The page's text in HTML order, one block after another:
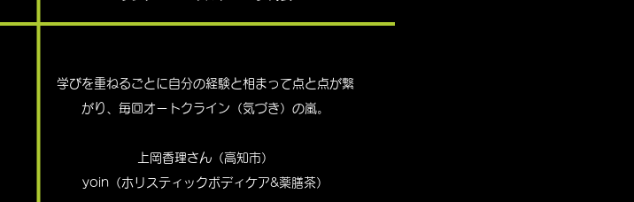
学びを重ねるごとに自分の経験と相まって点と点が繋
がり、毎回オートクライン（気づき）の嵐。
上岡香理さん（高知市）
yoin（ホリスティックボディケア&薬膳茶）